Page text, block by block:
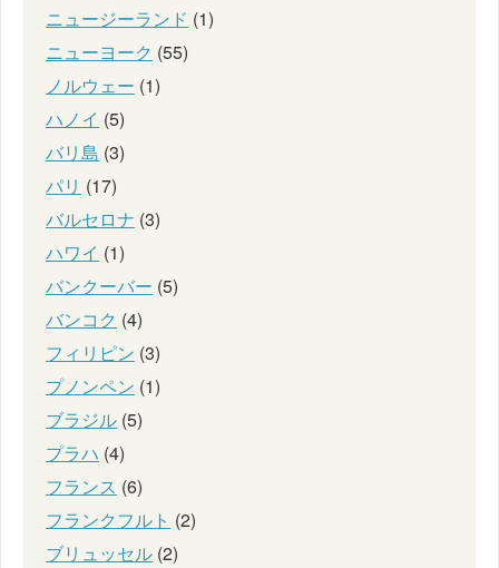
ニュージーランド (1)
ニューヨーク (55)
ノルウェー (1)
ハノイ (5)
バリ島 (3)
パリ (17)
バルセロナ (3)
ハワイ (1)
バンクーバー (5)
バンコク (4)
フィリピン (3)
プノンペン (1)
ブラジル (5)
プラハ (4)
フランス (6)
フランクフルト (2)
ブリュッセル (2)